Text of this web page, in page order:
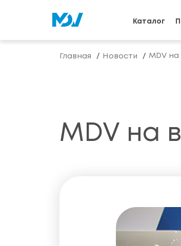
Каталог
Главная Новости MDV
MDV на